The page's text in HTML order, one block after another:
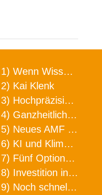
1) Wenn Wissen geht, kann ARNO WERKZEUGE helfen
2) Kai Klenk
3) Hochpräzision in neuer Dimension
4) Ganzheitlicher Ansatz für mehr Effizienz und Produktivität in der Zerspanung
5) Neues AMF Logistikzentrum feierlich eröffnet
6) KI und Klimaschutz im Schaltanlagenbau
7) Fünf Optionen, wie man Zeitfresser in Effizienz umwandelt
8) Investition in Fellbach mit nachhaltiger Logistik und Lagerfläche
9) Noch schnellere Lieferung